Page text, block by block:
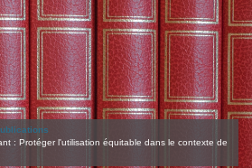
: Protéger l'utilisation équitable dans le contexte de